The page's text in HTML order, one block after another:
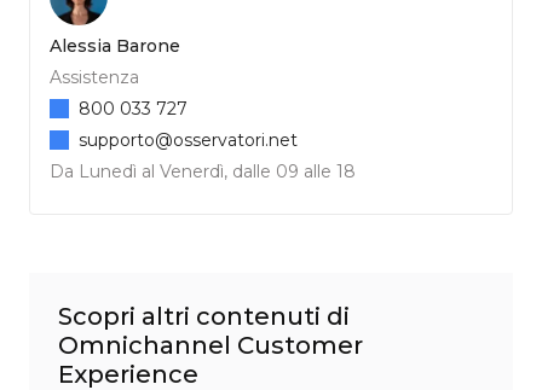
Alessia Barone
Assistenza
Da Lunedì al Venerdì, dalle 09 alle 18
800 033 727
supporto@osservatori.net
Scopri altri contenuti di
Omnichannel Customer
Experience